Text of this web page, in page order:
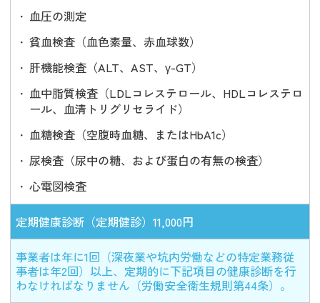
血圧の測定
貧血検査（血色素量、赤血球数）
肝機能検査（ALT、AST、γ-GT）
血中脂質検査（LDLコレステロール、HDLコレステロ
ール、血清トリグリセライド）
血糖検査（空腹時血糖、またはHbA1c）
尿検査（尿中の糖、および蛋白の有無の検査）
心電図検査
定期健康診断（定期健診）11,000円
事業者は年に1回（深夜業や坑内労働などの特定業務従
事者は年2回）以上、定期的に下記項目の健康診断を行
わなければなりません（労働安全衛生規則第44条）。